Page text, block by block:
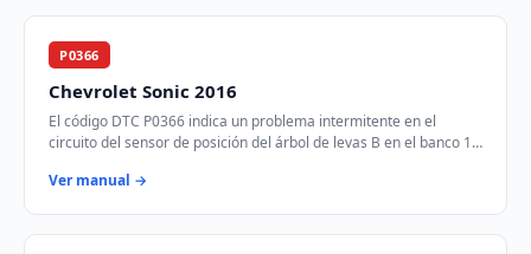
P0366
Chevrolet Sonic 2016
El código DTC P0366 indica un problema intermitente en el
circuito del sensor de posición del árbol de levas B en el banco 1.
Ver manual →